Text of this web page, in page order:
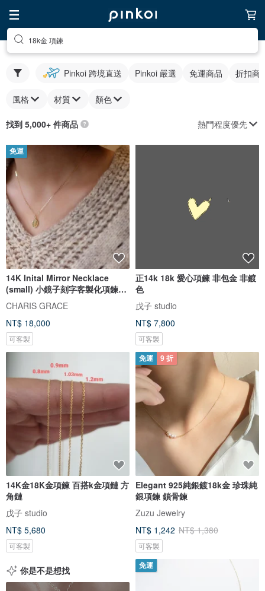
18k金 項鍊
Pinkoi 跨境直送 Pinkoi 嚴選 免運商品 折扣商
風格 材質 顏色
找到 5,000+ 件商品 熱門程度優先
免運
14K Inital Mirror Necklace
(small) 小鏡子刻字客製化項鍊
(小)
CHARIS GRACE
NT$ 18,000
可客製
正14k 18k 愛心項鍊 非包金 非鍍
色
戊子 studio
NT$ 7,800
可客製
14K金18K金項鍊 百搭k金項鏈 方
角鏈
戊子 studio
NT$ 5,680
可客製
免運 9 折
Elegant 925純銀鍍18k金 珍珠純
銀項鍊 鎖骨鍊
Zuzu Jewelry
NT$ 1,242 NT$ 1,380
可客製
你是不是想找 免運